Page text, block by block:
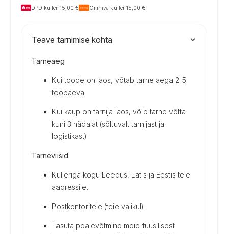
DPD kuller 15,00 € Omniva kuller 15,00 €
Teave tarnimise kohta
Tarneaeg
Kui toode on laos, võtab tarne aega 2-5
tööpäeva.
Kui kaup on tarnija laos, võib tarne võtta
kuni 3 nädalat (sõltuvalt tarnijast ja
logistikast).
Tarneviisid
Kulleriga kogu Leedus, Lätis ja Eestis teie
aadressile.
Postkontoritele (teie valikul).
Tasuta pealevõtmine meie füüsilisest